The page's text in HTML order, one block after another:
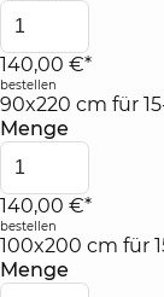
140,00 €*
bestellen
90x220 cm für
Menge
140,00 €*
bestellen
100x200 cm für
Menge